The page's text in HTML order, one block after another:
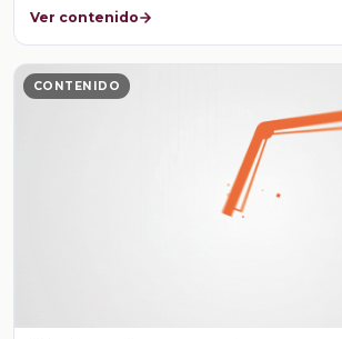
Ver contenido
CONTENIDO